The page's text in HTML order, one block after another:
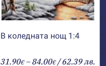
В коледната нощ 1:4
31.90€ –84.00€Price
/ 62.39 лв.